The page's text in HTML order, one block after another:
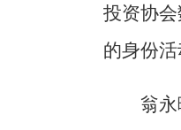
投资协
的身份活
翁